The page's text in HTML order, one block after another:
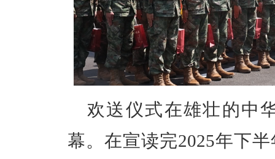
欢送仪式在雄壮的中
幕。在宣读完2025年下